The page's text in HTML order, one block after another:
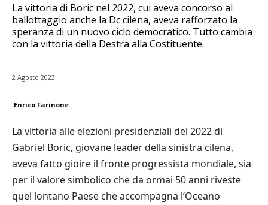
La vittoria di Boric nel 2022, cui aveva concorso al
ballottaggio anche la Dc cilena, aveva rafforzato la
speranza di un nuovo ciclo democratico. Tutto cambia
con la vittoria della Destra alla Costituente.
2 Agosto 2023
Enrico Farinone
La vittoria alle elezioni presidenziali del 2022 di
Gabriel Boric, giovane leader della sinistra cilena,
aveva fatto gioire il fronte progressista mondiale, sia
per il valore simbolico che da ormai 50 anni riveste
quel lontano Paese che accompagna l’Oceano